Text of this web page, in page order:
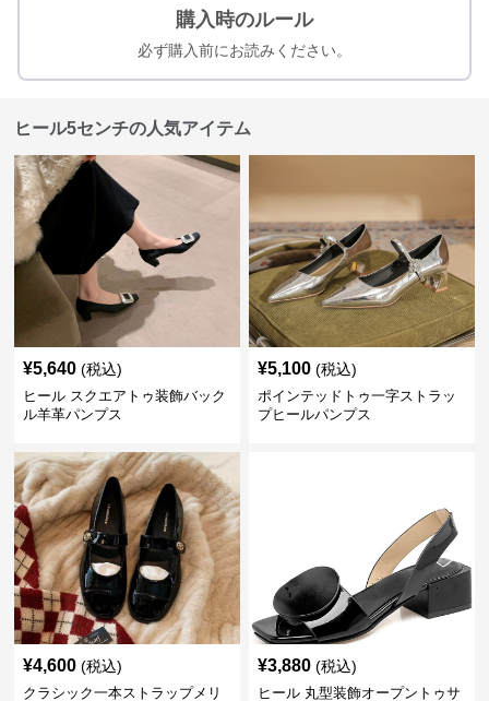
購入時のルール
必ず購入前にお読みください。
ヒール5センチの人気アイテム
¥5,640 (税込)
ヒール スクエアトゥ装飾バック
ル羊革パンプス
¥5,100 (税込)
ポインテッドトゥ一字ストラッ
プヒールパンプス
¥4,600 (税込)
クラシック一本ストラップメリ
¥3,880 (税込)
ヒール 丸型装飾オープントゥサ